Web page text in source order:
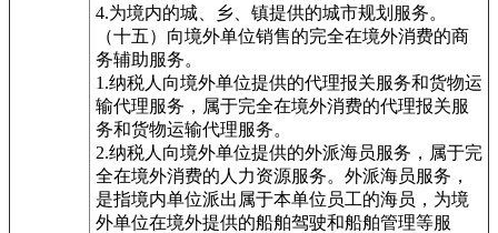
4.为境内的城、乡、镇提供的城市规划服务。
（十五）向境外单位销售的完全在境外消费的商
务辅助服务。
1.纳税人向境外单位提供的代理报关服务和货物运
输代理服务，属于完全在境外消费的代理报关服
务和货物运输代理服务。
2.纳税人向境外单位提供的外派海员服务，属于完
全在境外消费的人力资源服务。外派海员服务，
是指境内单位派出属于本单位员工的海员，为境
外单位在境外提供的船舶驾驶和船舶管理等服